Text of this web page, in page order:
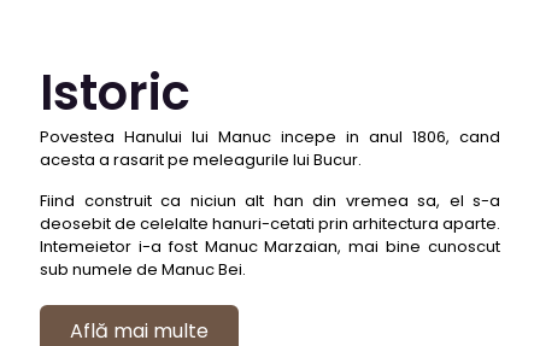
Istoric
Povestea Hanului lui Manuc incepe in anul 1806, cand
acesta a rasarit pe meleagurile lui Bucur.
Fiind construit ca niciun alt han din vremea sa, el s-a
deosebit de celelalte hanuri-cetati prin arhitectura aparte.
Intemeietor i-a fost Manuc Marzaian, mai bine cunoscut
sub numele de Manuc Bei.
Află mai multe